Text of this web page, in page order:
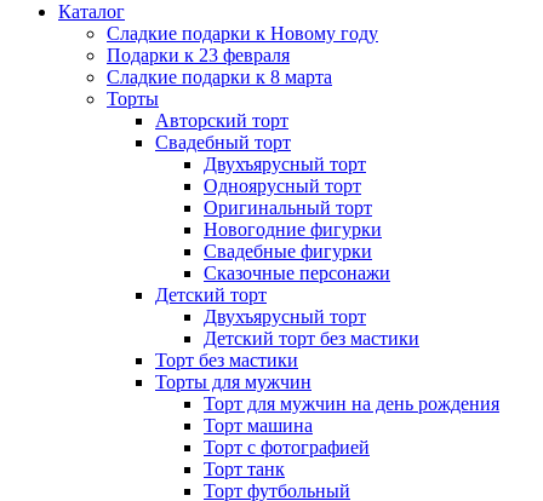
Каталог
Сладкие подарки к Новому году
Подарки к 23 февраля
Сладкие подарки к 8 марта
Торты
Авторский торт
Свадебный торт
Двухъярусный торт
Одноярусный торт
Оригинальный торт
Новогодние фигурки
Свадебные фигурки
Сказочные персонажи
Детский торт
Двухъярусный торт
Детский торт без мастики
Торт без мастики
Торты для мужчин
Торт для мужчин на день рождения
Торт машина
Торт с фотографией
Торт танк
Торт футбольный